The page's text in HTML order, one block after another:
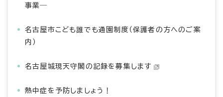
事業―
名古屋市こども誰でも通園制度（保護者の方へのご案
内）
名古屋城現天守閣の記録を募集します
熱中症を予防しましょう！